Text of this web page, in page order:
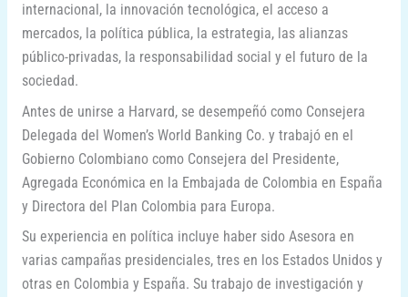
internacional, la innovación tecnológica, el acceso a
mercados, la política pública, la estrategia, las alianzas
público-privadas, la responsabilidad social y el futuro de la
sociedad.
Antes de unirse a Harvard, se desempeñó como Consejera
Delegada del Women’s World Banking Co. y trabajó en el
Gobierno Colombiano como Consejera del Presidente,
Agregada Económica en la Embajada de Colombia en España
y Directora del Plan Colombia para Europa.
Su experiencia en política incluye haber sido Asesora en
varias campañas presidenciales, tres en los Estados Unidos y
otras en Colombia y España. Su trabajo de investigación y